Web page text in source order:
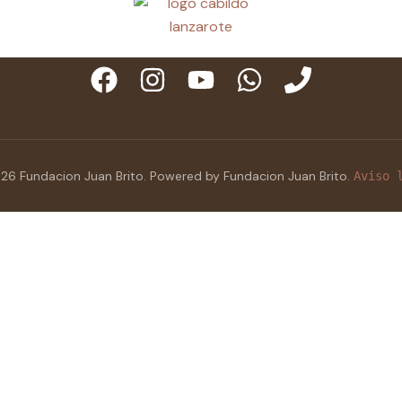
Fundacion Juan Brito. Powered by Fundacion Juan Brito. Aviso